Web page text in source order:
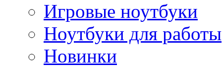
Игровые ноутбуки
Ноутбуки для работы
Новинки